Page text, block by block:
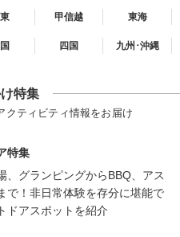
甲信越 東海
四国 九州･沖縄
特集
クティビティ情報をお届け
特集
、グランピングからBBQ、アス
で！非日常体験を存分に堪能で
ドアスポットを紹介